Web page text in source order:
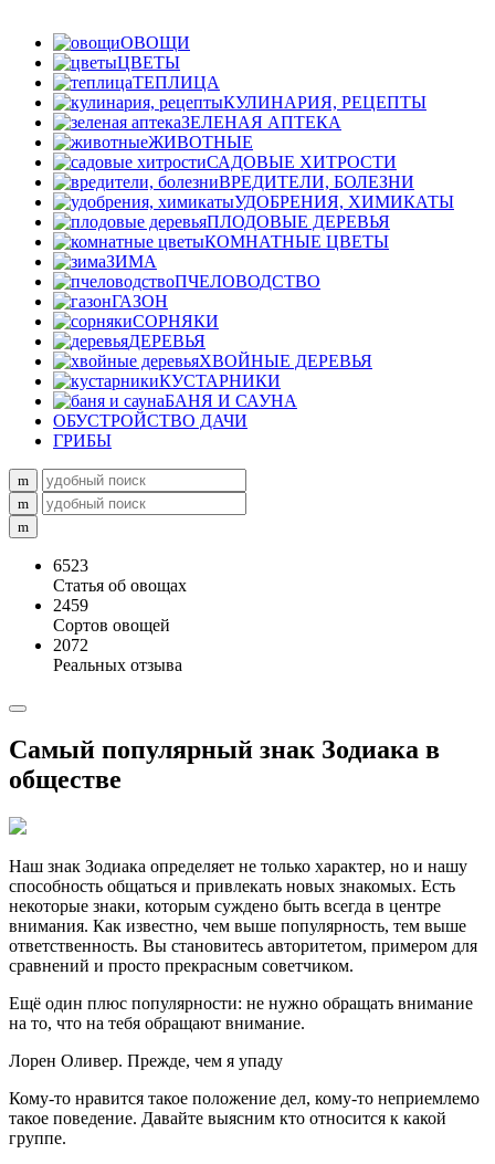
ОВОЩИ
ЦВЕТЫ
ТЕПЛИЦА
КУЛИНАРИЯ, РЕЦЕПТЫ
ЗЕЛЕНАЯ АПТЕКА
ЖИВОТНЫЕ
САДОВЫЕ ХИТРОСТИ
ВРЕДИТЕЛИ, БОЛЕЗНИ
УДОБРЕНИЯ, ХИМИКАТЫ
ПЛОДОВЫЕ ДЕРЕВЬЯ
КОМНАТНЫЕ ЦВЕТЫ
ЗИМА
ПЧЕЛОВОДСТВО
ГАЗОН
СОРНЯКИ
ДЕРЕВЬЯ
ХВОЙНЫЕ ДЕРЕВЬЯ
КУСТАРНИКИ
БАНЯ И САУНА
ОБУСТРОЙСТВО ДАЧИ
ГРИБЫ
6523
Статья об овощах
2459
Сортов овощей
2072
Реальных отзыва
Самый популярный знак Зодиака в
обществе
Наш знак Зодиака определяет не только характер, но и нашу
способность общаться и привлекать новых знакомых. Есть
некоторые знаки, которым суждено быть всегда в центре
внимания. Как известно, чем выше популярность, тем выше
ответственность. Вы становитесь авторитетом, примером для
сравнений и просто прекрасным советчиком.
Ещё один плюс популярности: не нужно обращать внимание
на то, что на тебя обращают внимание.
Лорен Оливер. Прежде, чем я упаду
Кому-то нравится такое положение дел, кому-то неприемлемо
такое поведение. Давайте выясним кто относится к какой
группе.